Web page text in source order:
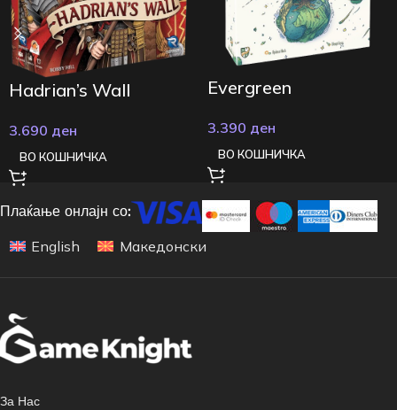
Hadrian’s Wall
3.690 ден
ВО КОШНИЧКА
Evergreen
3.390 ден
ВО КОШНИЧКА
Плаќање онлајн со:
English
Македонски
За Нас